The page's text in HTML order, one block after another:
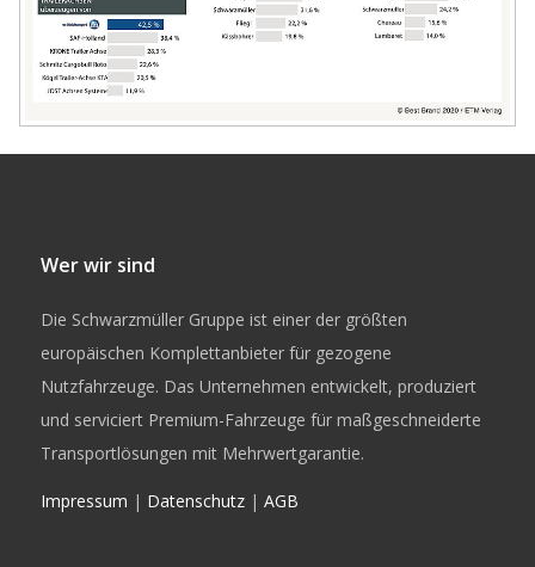
Wer wir sind
Die Schwarzmüller Gruppe ist einer der größten
europäischen Komplettanbieter für gezogene
Nutzfahrzeuge. Das Unternehmen entwickelt, produziert
und serviciert Premium-Fahrzeuge für maßgeschneiderte
Transportlösungen mit Mehrwertgarantie.
Impressum | Datenschutz| AGB